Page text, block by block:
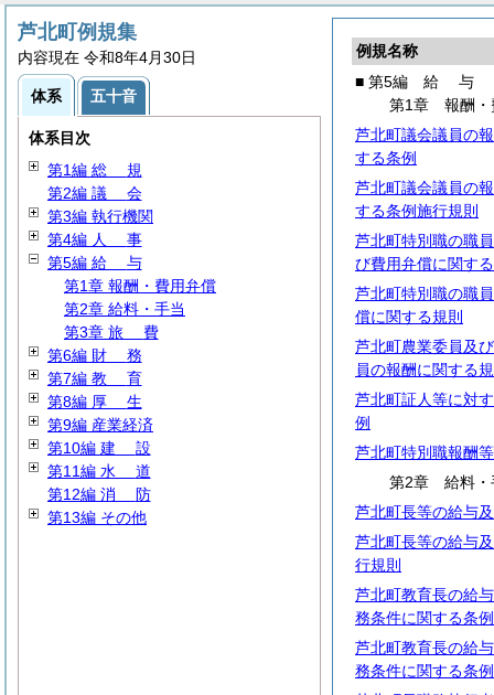
例規名称
■ 第5編 給 与
第1章 報酬・
芦北町議会議員の
する条例
芦北町議会議員の
する条例施行規則
芦北町特別職の職
び費用弁償に関す
芦北町特別職の職
償に関する規則
芦北町農業委員及
員の報酬に関する
芦北町証人等に対
例
芦北町特別職報酬
第2章 給料・
芦北町長等の給与
芦北町長等の給与
行規則
芦北町教育長の給
務条件に関する条例
芦北町教育長の給
務条件に関する条
芦北町例規集
内容現在 令和8年4月30日
体系 五十音
体系目次
第1編 総 規
第2編 議 会
第3編 執行機関
第4編 人 事
第5編 給 与
第1章 報酬・費用弁償
第2章 給料・手当
第3章 旅 費
第6編 財 務
第7編 教 育
第8編 厚 生
第9編 産業経済
第10編 建 設
第11編 水 道
第12編 消 防
第13編 その他